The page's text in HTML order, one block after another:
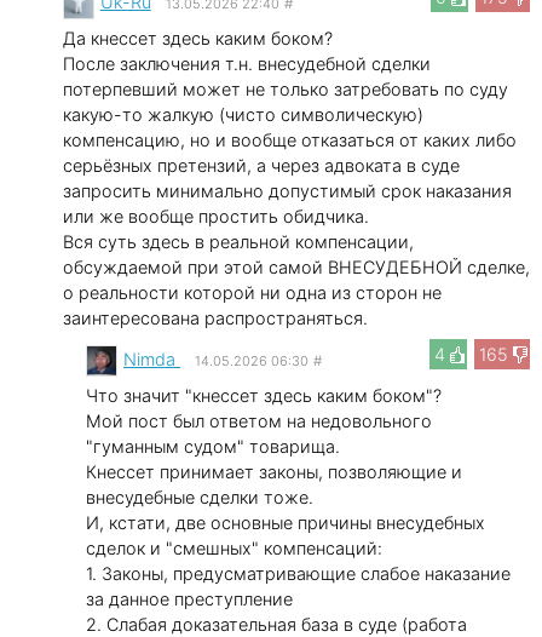
Да кнессет здесь каким боком?
После заключения т.н. внесудебной сделки
потерпевший может не только затребовать по суду
какую-то жалкую (чисто символическую)
компенсацию, но и вообще отказаться от каких либо
серьёзных претензий, а через адвоката в суде
запросить минимально допустимый срок наказания
или же вообще простить обидчика.
Вся суть здесь в реальной компенсации,
обсуждаемой при этой самой ВНЕСУДЕБНОЙ сделке,
о реальности которой ни одна из сторон не
заинтересована распространяться.
4
165
Nimda 14.05.2026 06:30 #
Что значит "кнессет здесь каким боком"?
Мой пост был ответом на недовольного
"гуманным судом" товарища.
Кнессет принимает законы, позволяющие и
внесудебные сделки тоже.
И, кстати, две основные причины внесудебных
сделок и "смешных" компенсаций:
1. Законы, предусматривающие слабое наказание
за данное преступление
2. Слабая доказательная база в суде (работа